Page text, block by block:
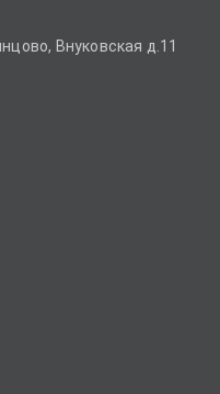
Внуковская д.11